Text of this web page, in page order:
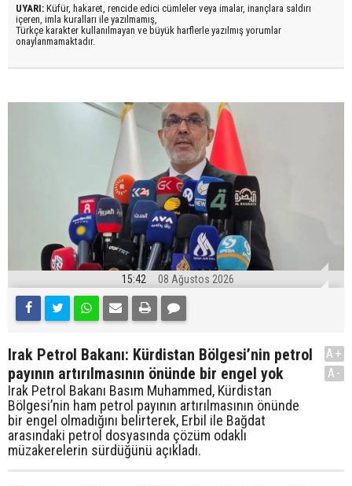
UYARI: Küfür, hakaret, rencide edici cümleler veya imalar, inançlara saldırı
içeren, imla kuralları ile yazılmamış,
Türkçe karakter kullanılmayan ve büyük harflerle yazılmış yorumlar
onaylanmamaktadır.
15:42 08 Ağustos 2026
Irak Petrol Bakanı: Kürdistan Bölgesi’nin petrol
payının artırılmasının önünde bir engel yok
Irak Petrol Bakanı Basım Muhammed, Kürdistan
Bölgesi’nin ham petrol payının artırılmasının önünde
bir engel olmadığını belirterek, Erbil ile Bağdat
arasındaki petrol dosyasında çözüm odaklı
müzakerelerin sürdüğünü açıkladı.
A+
A-